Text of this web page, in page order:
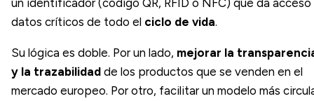
datos críticos de todo el ciclo de vida.
Su lógica es doble. Por un lado, mejorar la
y la trazabilidad de los productos que se venden en el
mercado europeo. Por otro, facilitar un modelo más